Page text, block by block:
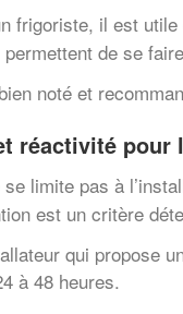
frigoriste, il est utile
de se
noté et
réactivité pour
limite pas à
est un critère
qui propose
à 48 heures.